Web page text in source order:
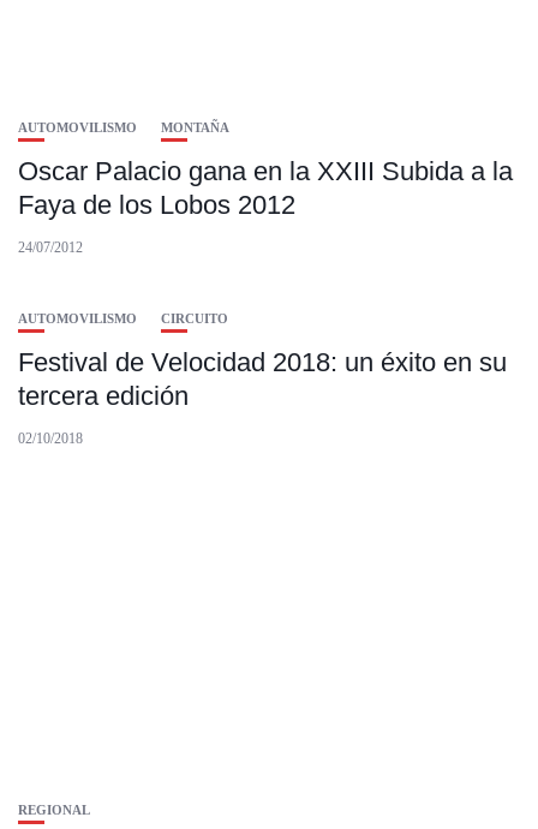
AUTOMOVILISMO MONTAÑA
Oscar Palacio gana en la XXIII Subida a la
Faya de los Lobos 2012
24/07/2012
AUTOMOVILISMO CIRCUITO
Festival de Velocidad 2018: un éxito en su
tercera edición
02/10/2018
REGIONAL